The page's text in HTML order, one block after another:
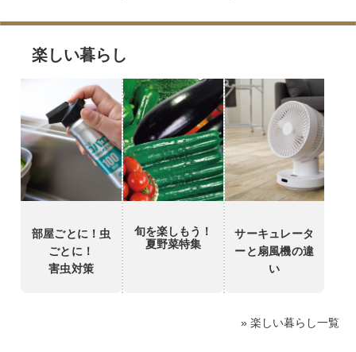
楽しい暮らし
部屋ごとに！虫
ごとに！
害虫対策
旬を楽しもう！
夏野菜特集
サーキュレータ
ーと扇風機の違
い
» 楽しい暮らし一覧